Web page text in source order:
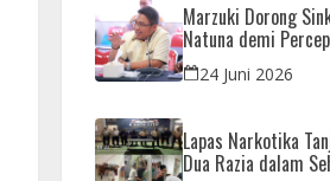
Marzuki Dorong
Natuna demi
Pembangunan
24 Juni 2026
Lapas Narkotika
Dua Razia dalam